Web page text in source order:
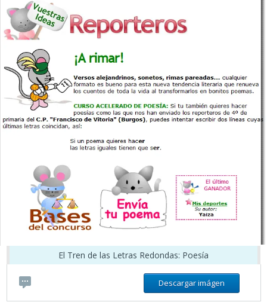
El Tren de las Letras Redondas: Poesía
Descargar imágen